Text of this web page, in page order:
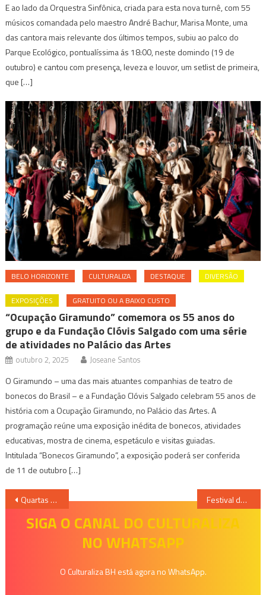
E ao lado da Orquestra Sinfônica, criada para esta nova turnê, com 55
músicos comandada pelo maestro André Bachur, Marisa Monte, uma
das cantora mais relevante dos últimos tempos, subiu ao palco do
Parque Ecológico, pontualíssima ás 18:00, neste domindo (19 de
outubro) e cantou com presença, leveza e louvor, um setlist de primeira,
que […]
BELO HORIZONTE CULTURALIZA DESTAQUE DIVERSÃO
EXPOSIÇÕES GRATUITO OU A BAIXO CUSTO
“Ocupação Giramundo” comemora os 55 anos do
grupo e da Fundação Clóvis Salgado com uma série
de atividades no Palácio das Artes
outubro 2, 2025 Joseane Santos
O Giramundo – uma das mais atuantes companhias de teatro de
bonecos do Brasil – e a Fundação Clóvis Salgado celebram 55 anos de
história com a Ocupação Giramundo, no Palácio das Artes. A
programação reúne uma exposição inédita de bonecos, atividades
educativas, mostra de cinema, espetáculo e visitas guiadas.
Intitulada “Bonecos Giramundo”, a exposição poderá ser conferida
de 11 de outubro […]
Navegação
Quartas de Improviso dá início a 13ª Temporada de improvisação musical e confluência artística Festival de Empatia online está chegando
SIGA O CANAL DO CULTURALIZA
NO WHATSAPP
O Culturaliza BH está agora no WhatsApp.